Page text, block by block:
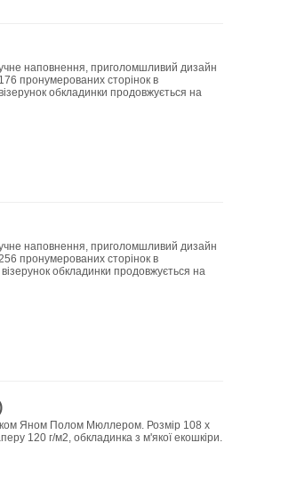
наповнення, приголомшливий дизайн
пронумерованих сторінок в
обкладинки продовжується на
наповнення, приголомшливий дизайн
пронумерованих сторінок в
обкладинки продовжується на
Яном Полом Мюллером. Розмір 108 x
120 г/м2, обкладинка з м'якої екошкіри.